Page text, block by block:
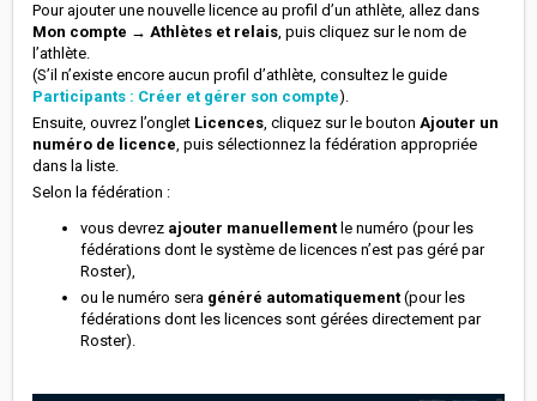
Pour ajouter une nouvelle licence au profil d’un athlète, allez dans
Mon compte → Athlètes et relais, puis cliquez sur le nom de
l’athlète.
(S’il n’existe encore aucun profil d’athlète, consultez le guide
Participants : Créer et gérer son compte).
Ensuite, ouvrez l’onglet Licences, cliquez sur le bouton Ajouter un
numéro de licence, puis sélectionnez la fédération appropriée
dans la liste.
Selon la fédération :
vous devrez ajouter manuellement le numéro (pour les
fédérations dont le système de licences n’est pas géré par
Roster),
ou le numéro sera généré automatiquement (pour les
fédérations dont les licences sont gérées directement par
Roster).